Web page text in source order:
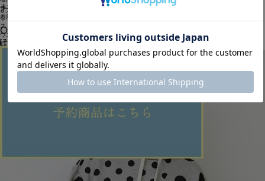
お問い合わせ
OUTLET
サイズ感 :ややゆったり
着用感 :ムーブデニムから新たなシルエットが登場！
ストレッチが効いたリラックスシルエットのテーパードパンツ。
ウエスト周りはゴムとヒモでラクに履けます。
ITEMS